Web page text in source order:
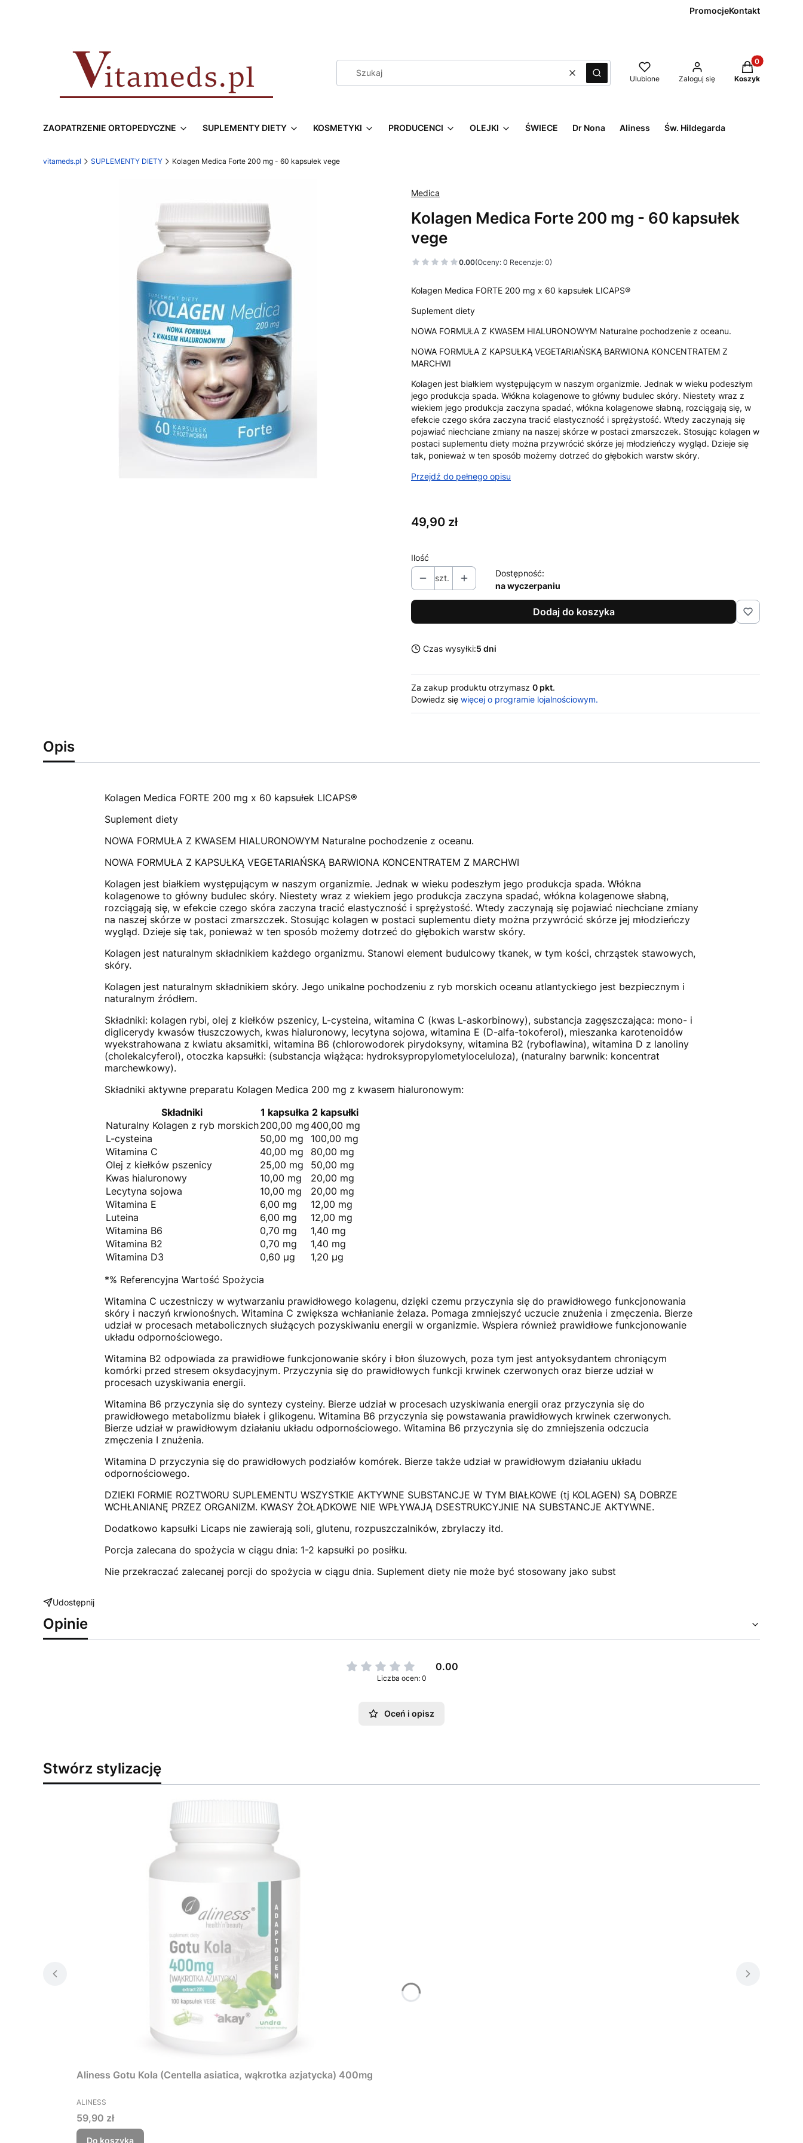
PromocjeKontakt
WyczyśćSzukaj Ulubione Zaloguj się
Produkty w
Koszyk
ZAOPATRZENIE ORTOPEDYCZNE SUPLEMENTY DIETY KOSMETYKI PRODUCENCI OLEJKI ŚWIECE Dr Nona Aliness Św. Hildegarda
vitameds.pl SUPLEMENTY DIETY Kolagen Medica Forte 200 mg - 60 kapsułek vege
Medica
Kolagen Medica Forte 200 mg - 60 kapsułek
vege
0.00(Oceny: 0 Recenzje: 0)
Kolagen Medica FORTE 200 mg x 60 kapsułek LICAPS®
Suplement diety
NOWA FORMUŁA Z KWASEM HIALURONOWYM Naturalne pochodzenie z oceanu.
NOWA FORMUŁA Z KAPSUŁKĄ VEGETARIAŃSKĄ BARWIONA KONCENTRATEM Z
MARCHWI
Kolagen jest białkiem występującym w naszym organizmie. Jednak w wieku podeszłym
jego produkcja spada. Włókna kolagenowe to główny budulec skóry. Niestety wraz z
wiekiem jego produkcja zaczyna spadać, włókna kolagenowe słabną, rozciągają się, w
efekcie czego skóra zaczyna tracić elastyczność i sprężystość. Wtedy zaczynają się
pojawiać niechciane zmiany na naszej skórze w postaci zmarszczek. Stosując kolagen w
postaci suplementu diety można przywrócić skórze jej młodzieńczy wygląd. Dzieje się
tak, ponieważ w ten sposób możemy dotrzeć do głębokich warstw skóry.
Przejdź do pełnego opisu
Cena
49,90 zł
Ilość
szt.
Dostępność:
na wyczerpaniu
Dodaj do koszyka
Czas wysyłki:5 dni
Za zakup produktu otrzymasz 0 pkt.
Dowiedz się więcej o programie lojalnościowym.
Opis
Kolagen Medica FORTE 200 mg x 60 kapsułek LICAPS®
Suplement diety
NOWA FORMUŁA Z KWASEM HIALURONOWYM Naturalne pochodzenie z oceanu.
NOWA FORMUŁA Z KAPSUŁKĄ VEGETARIAŃSKĄ BARWIONA KONCENTRATEM Z MARCHWI
Kolagen jest białkiem występującym w naszym organizmie. Jednak w wieku podeszłym jego produkcja spada. Włókna
kolagenowe to główny budulec skóry. Niestety wraz z wiekiem jego produkcja zaczyna spadać, włókna kolagenowe słabną,
rozciągają się, w efekcie czego skóra zaczyna tracić elastyczność i sprężystość. Wtedy zaczynają się pojawiać niechciane zmiany
na naszej skórze w postaci zmarszczek. Stosując kolagen w postaci suplementu diety można przywrócić skórze jej młodzieńczy
wygląd. Dzieje się tak, ponieważ w ten sposób możemy dotrzeć do głębokich warstw skóry.
Kolagen jest naturalnym składnikiem każdego organizmu. Stanowi element budulcowy tkanek, w tym kości, chrząstek stawowych,
skóry.
Kolagen jest naturalnym składnikiem skóry. Jego unikalne pochodzeniu z ryb morskich oceanu atlantyckiego jest bezpiecznym i
naturalnym źródłem.
Składniki: kolagen rybi, olej z kiełków pszenicy, L-cysteina, witamina C (kwas L-askorbinowy), substancja zagęszczająca: mono- i
diglicerydy kwasów tłuszczowych, kwas hialuronowy, lecytyna sojowa, witamina E (D-alfa-tokoferol), mieszanka karotenoidów
wyekstrahowana z kwiatu aksamitki, witamina B6 (chlorowodorek pirydoksyny, witamina B2 (ryboflawina), witamina D z lanoliny
(cholekalcyferol), otoczka kapsułki: (substancja wiążąca: hydroksypropylometyloceluloza), (naturalny barwnik: koncentrat
marchewkowy).
Składniki aktywne preparatu Kolagen Medica 200 mg z kwasem hialuronowym:
Składniki
1 kapsułka 2 kapsułki
Naturalny Kolagen z ryb morskich200,00 mg 400,00 mg
L-cysteina
50,00 mg
100,00 mg
Witamina C
40,00 mg
80,00 mg
Olej z kiełków pszenicy
25,00 mg
50,00 mg
Kwas hialuronowy
10,00 mg
20,00 mg
Lecytyna sojowa
10,00 mg
20,00 mg
Witamina E
6,00 mg
12,00 mg
Luteina
6,00 mg
12,00 mg
Witamina B6
0,70 mg
1,40 mg
Witamina B2
0,70 mg
1,40 mg
Witamina D3
0,60 µg
1,20 µg
*% Referencyjna Wartość Spożycia
Witamina C uczestniczy w wytwarzaniu prawidłowego kolagenu, dzięki czemu przyczynia się do prawidłowego funkcjonowania
skóry i naczyń krwionośnych. Witamina C zwiększa wchłanianie żelaza. Pomaga zmniejszyć uczucie znużenia i zmęczenia. Bierze
udział w procesach metabolicznych służących pozyskiwaniu energii w organizmie. Wspiera również prawidłowe funkcjonowanie
układu odpornościowego.
Witamina B2 odpowiada za prawidłowe funkcjonowanie skóry i błon śluzowych, poza tym jest antyoksydantem chroniącym
komórki przed stresem oksydacyjnym. Przyczynia się do prawidłowych funkcji krwinek czerwonych oraz bierze udział w
procesach uzyskiwania energii.
Witamina B6 przyczynia się do syntezy cysteiny. Bierze udział w procesach uzyskiwania energii oraz przyczynia się do
prawidłowego metabolizmu białek i glikogenu. Witamina B6 przyczynia się powstawania prawidłowych krwinek czerwonych.
Bierze udział w prawidłowym działaniu układu odpornościowego. Witamina B6 przyczynia się do zmniejszenia odczucia
zmęczenia I znużenia.
Witamina D przyczynia się do prawidłowych podziałów komórek. Bierze także udział w prawidłowym działaniu układu
odpornościowego.
DZIEKI FORMIE ROZTWORU SUPLEMENTU WSZYSTKIE AKTYWNE SUBSTANCJE W TYM BIAŁKOWE (tj KOLAGEN) SĄ DOBRZE
WCHŁANIANĘ PRZEZ ORGANIZM. KWASY ŻOŁĄDKOWE NIE WPŁYWAJĄ DSESTRUKCYJNIE NA SUBSTANCJE AKTYWNE.
Dodatkowo kapsułki Licaps nie zawierają soli, glutenu, rozpuszczalników, zbrylaczy itd.
Porcja zalecana do spożycia w ciągu dnia: 1-2 kapsułki po posiłku.
Nie przekraczać zalecanej porcji do spożycia w ciągu dnia. Suplement diety nie może być stosowany jako subst
Udostępnij
Opinie
0.00
Liczba ocen: 0
Oceń i opisz
Stwórz stylizację
Aliness Gotu Kola (Centella asiatica, wąkrotka azjatycka) 400mg
PRODUCENT
ALINESS
Cena
59,90 zł
Do koszyka